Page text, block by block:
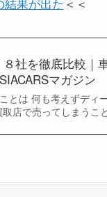
社を徹底比較｜
マガジン
とは 何も考えずディ
店で売ってしまうこ